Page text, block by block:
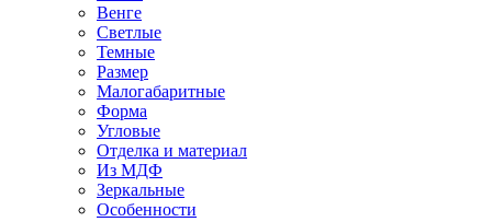
Венге
Светлые
Темные
Размер
Малогабаритные
Форма
Угловые
Отделка и материал
Из МДФ
Зеркальные
Особенности